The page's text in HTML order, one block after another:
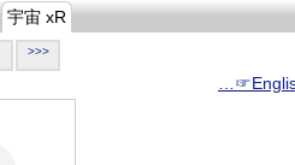
宇宙 xR
>>>